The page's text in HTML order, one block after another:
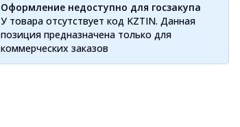
Оформление недоступно для госзакупа
У товара отсутствует код KZTIN. Данная
позиция предназначена только для
коммерческих заказов